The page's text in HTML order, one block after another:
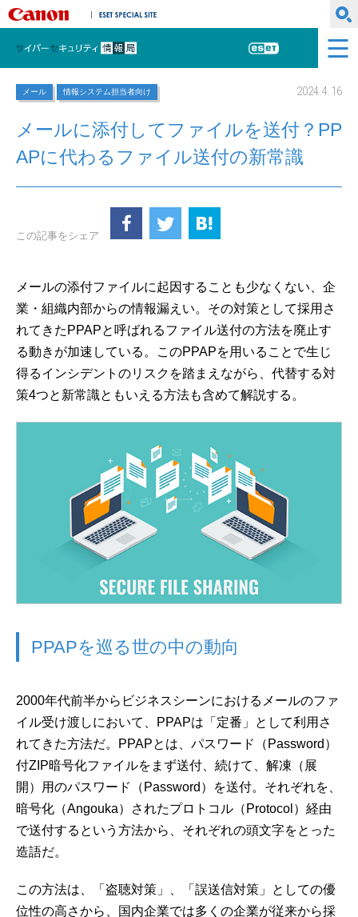
キヤノンマーケティングジャパン株式会社
サイバーセキュリティ情報局
ESET
メール 情報システム担当者向け 2024.4.16
メールに添付してファイルを送付？PP
APに代わるファイル送付の新常識
この記事をシェア
メールの添付ファイルに起因することも少なくない、企
業・組織内部からの情報漏えい。その対策として採用さ
れてきたPPAPと呼ばれるファイル送付の方法を廃止す
る動きが加速している。このPPAPを用いることで生じ
得るインシデントのリスクを踏まえながら、代替する対
策4つと新常識ともいえる方法も含めて解説する。
PPAPを巡る世の中の動向
2000年代前半からビジネスシーンにおけるメールのファ
イル受け渡しにおいて、PPAPは「定番」として利用さ
れてきた方法だ。PPAPとは、パスワード（Password）
付ZIP暗号化ファイルをまず送付、続けて、解凍（展
開）用のパスワード（Password）を送付。それぞれを、
暗号化（Angouka）されたプロトコル（Protocol）経由
で送付するという方法から、それぞれの頭文字をとった
造語だ。
この方法は、「盗聴対策」、「誤送信対策」としての優
位性の高さから、国内企業では多くの企業が従来から採